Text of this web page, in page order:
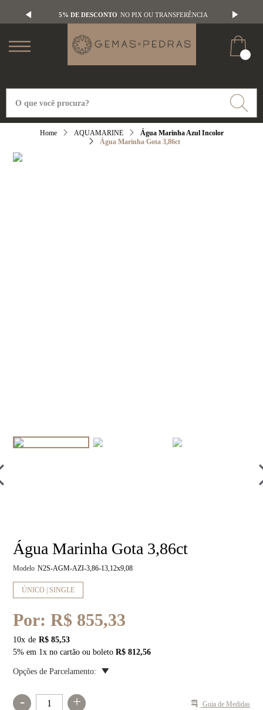
5% DE DESCONTO NO PIX OU TRANSFERÊNCIA
AQUAMARINE
Água Marinha Azul Incolor
Água Marinha Gota 3,86ct
Água Marinha Gota 3,86ct
Modelo N2S-AGM-AZI-3,86-13,12x9,08
ÚNICO | SINGLE
Por:R$ 855,33
10x
R$ 85,53
5% em 1x no cartão ou boletoR$ 812,56
Opções de Parcelamento:
- + Guia de Medidas